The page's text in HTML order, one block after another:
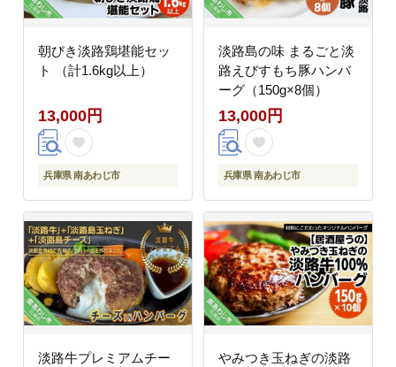
朝びき淡路鶏堪能セッ
ト （計1.6kg以上）
13,000円
兵庫県 南あわじ市
淡路島の味 まるごと淡
路えびすもち豚ハンバ
ーグ（150g×8個）
13,000円
兵庫県 南あわじ市
淡路牛プレミアムチー
やみつき玉ねぎの淡路